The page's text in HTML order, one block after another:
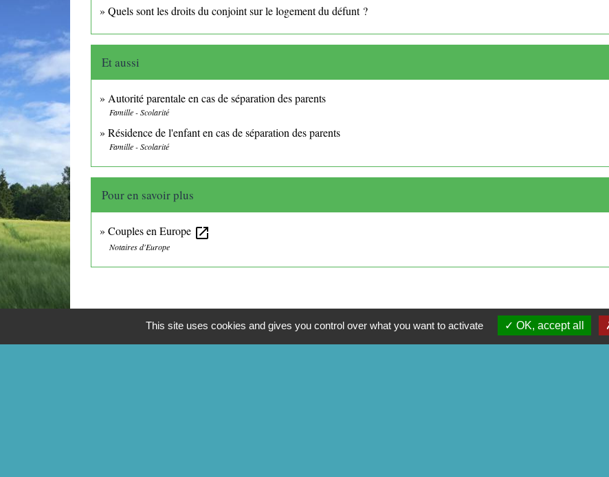
Quels sont les droits du conjoint sur le logement du défunt ?
Et aussi
Autorité parentale en cas de séparation des parents
Famille - Scolarité
Résidence de l'enfant en cas de séparation des parents
Famille - Scolarité
Pour en savoir plus
Couples en Europe open_in_new
Notaires d'Europe
This site uses cookies and gives you control over what you want to activate OK, accept all